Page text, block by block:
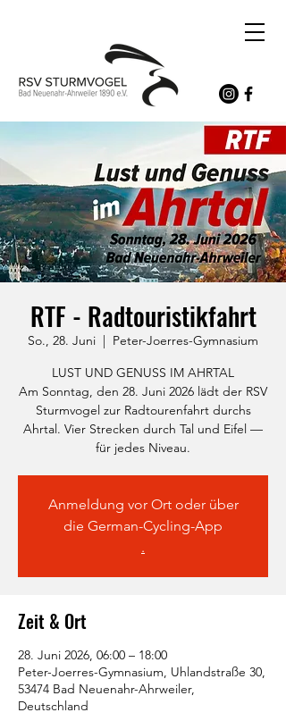
RTF - Radtouristikfahrt
So., 28. Juni
  |
Peter-Joerres-Gymnasium
LUST UND GENUSS IM AHRTAL
Am Sonntag, den 28. Juni 2026 lädt der RSV
Sturmvogel zur Radtourenfahrt durchs
Ahrtal. Vier Strecken durch Tal und Eifel —
für jedes Niveau.
Anmeldung vor Ort oder über
die German-Cycling-App
.
Zeit & Ort
28. Juni 2026, 06:00 – 18:00
Peter-Joerres-Gymnasium, Uhlandstraße 30,
53474 Bad Neuenahr-Ahrweiler,
Deutschland